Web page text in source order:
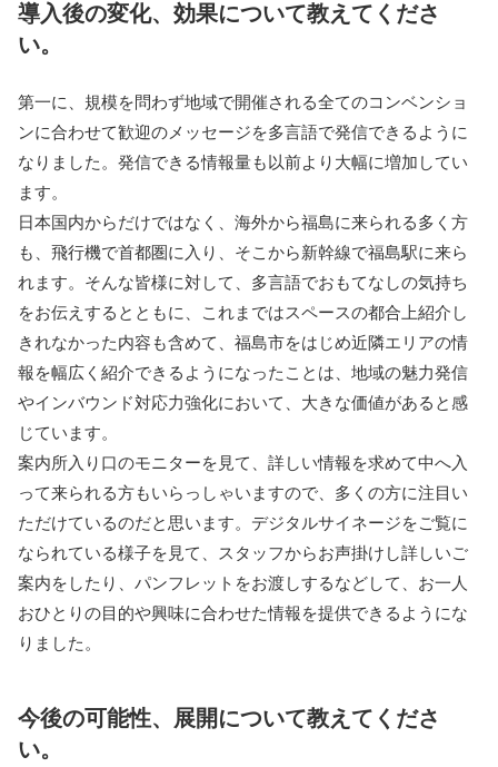
導入後の変化、効果について教えてくださ
い。
第一に、規模を問わず地域で開催される全てのコンベンショ
ンに合わせて歓迎のメッセージを多言語で発信できるように
なりました。発信できる情報量も以前より大幅に増加してい
ます。
日本国内からだけではなく、海外から福島に来られる多く方
も、飛行機で首都圏に入り、そこから新幹線で福島駅に来ら
れます。そんな皆様に対して、多言語でおもてなしの気持ち
をお伝えするとともに、これまではスペースの都合上紹介し
きれなかった内容も含めて、福島市をはじめ近隣エリアの情
報を幅広く紹介できるようになったことは、地域の魅力発信
やインバウンド対応力強化において、大きな価値があると感
じています。
案内所入り口のモニターを見て、詳しい情報を求めて中へ入
って来られる方もいらっしゃいますので、多くの方に注目い
ただけているのだと思います。デジタルサイネージをご覧に
なられている様子を見て、スタッフからお声掛けし詳しいご
案内をしたり、パンフレットをお渡しするなどして、お一人
おひとりの目的や興味に合わせた情報を提供できるようにな
りました。
今後の可能性、展開について教えてくださ
い。